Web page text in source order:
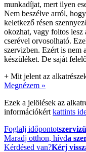
munkadíjat, mert ilyen
Nem beszélve arról,
keletkező résen
okozhat, vagy foltos
cserével orvosolható.
szervizben. Ezért is nem
készüléket. De saját
+ Mit jelent az
Megnézem »
Ezek a jelölések az
információkért kattints
Foglalj időpontot
Maradj otthon, hívda
Kérdésed van?Kérj